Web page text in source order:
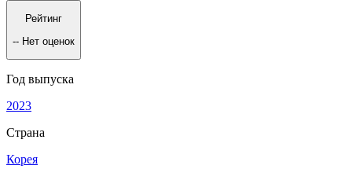
Рейтинг
-- Нет оценок
Год выпуска
2023
Страна
Корея